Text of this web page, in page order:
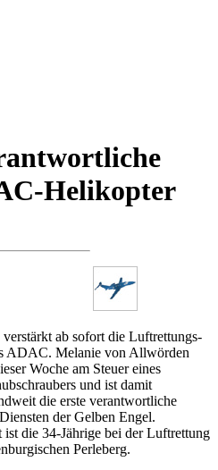
Helikopter
ab sofort die Luftrettungs-
ADAC. Melanie von Allwörden
Woche am Steuer eines
und ist damit
die erste verantwortliche
der Gelben Engel.
ist die 34-Jährige bei der Luftrettung
Perleberg.